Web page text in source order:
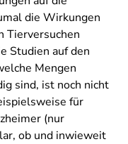
die Wirkungen
Tierversuchen
Studien auf den
Mengen
sind, ist noch nicht
für
(nur
ob und inwieweit